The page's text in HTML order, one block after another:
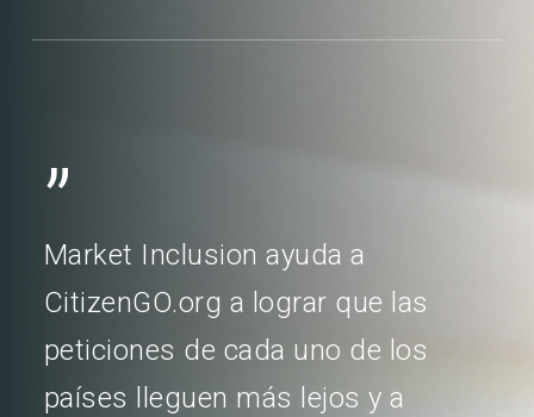
”
Market Inclusion ayuda a
CitizenGO.org a lograr que las
peticiones de cada uno de los
países lleguen más lejos y a